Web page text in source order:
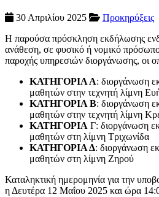
30 Απριλίου 2025
Προκηρύξεις
Η παρούσα πρόσκληση εκδήλωσης
ανάθεση, σε φυσικό ή νομικό
παροχής υπηρεσιών διοργάνωσης, οι
ΚΑΤΗΓΟΡΙΑ Α: διοργάνωση
μαθητών στην τεχνητή λίμνη
ΚΑΤΗΓΟΡΙΑ Β: διοργάνωση
μαθητών στην τεχνητή λίμνη
ΚΑΤΗΓΟΡΙΑ Γ: διοργάνωση
μαθητών στη λίμνη Τριχωνίδα
ΚΑΤΗΓΟΡΙΑ Δ: διοργάνωση
μαθητών στη λίμνη Ζηρού
Καταληκτική ημερομηνία για την
η Δευτέρα 12 Μαΐου 2025 και ώρα